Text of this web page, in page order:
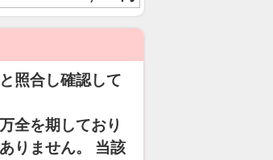
照合し確認して
全を期しており
りません。 当該